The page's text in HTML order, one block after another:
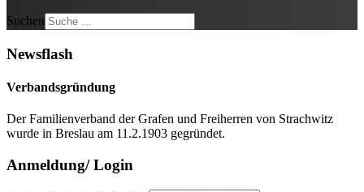
Suchen
Newsflash
Verbandsgründung
Der Familienverband der Grafen und Freiherren von Strachwitz
wurde in Breslau am 11.2.1903 gegründet.
Anmeldung/ Login